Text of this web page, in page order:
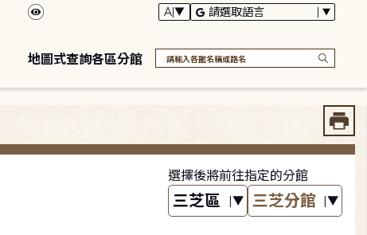
地圖式查詢各區分館
選擇後將前往指定的分館